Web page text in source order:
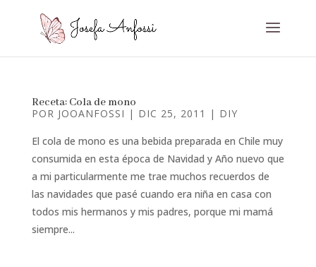
Receta: Cola de mono
POR JOOANFOSSI | DIC 25, 2011 | DIY
El cola de mono es una bebida preparada en Chile muy
consumida en esta época de Navidad y Año nuevo que
a mi particularmente me trae muchos recuerdos de
las navidades que pasé cuando era niña en casa con
todos mis hermanos y mis padres, porque mi mamá
siempre...